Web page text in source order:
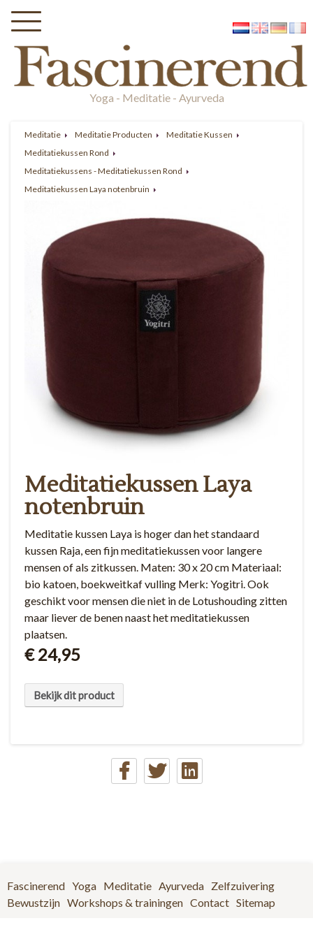
Yoga - Meditatie - Ayurveda
Meditatie Meditatie Producten
Meditatie Kussen
Meditatiekussen Rond
Meditatiekussens - Meditatiekussen Rond
Meditatiekussen Laya notenbruin
Meditatiekussen Laya
notenbruin
Meditatie kussen Laya is hoger dan het standaard
kussen Raja, een fijn meditatiekussen voor langere
mensen of als zitkussen. Maten: 30 x 20 cm Materiaal:
bio katoen, boekweitkaf vulling Merk: Yogitri. Ook
geschikt voor mensen die niet in de Lotushouding zitten
maar liever de benen naast het meditatiekussen
plaatsen.
€ 24,95
Bekijk dit product
Fascinerend Yoga Meditatie Ayurveda Zelfzuivering
Bewustzijn Workshops & trainingen Contact Sitemap